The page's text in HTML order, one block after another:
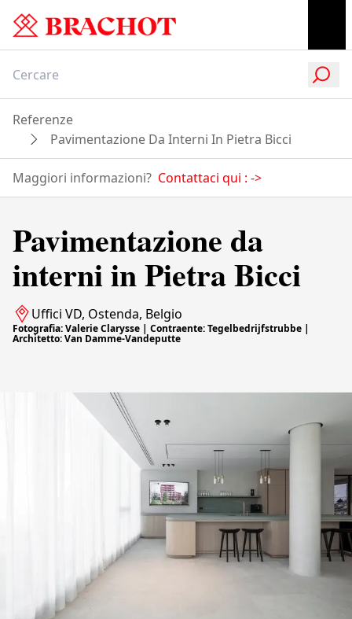
Referenze
Pavimentazione Da Interni In Pietra Bicci
Maggiori informazioni? Contattaci qui : ->
Pavimentazione da
interni in Pietra Bicci
Uffici VD, Ostenda, Belgio
Fotografia: Valerie Clarysse | Contraente: Tegelbedrijfstrubbe |
Architetto: Van Damme-Vandeputte